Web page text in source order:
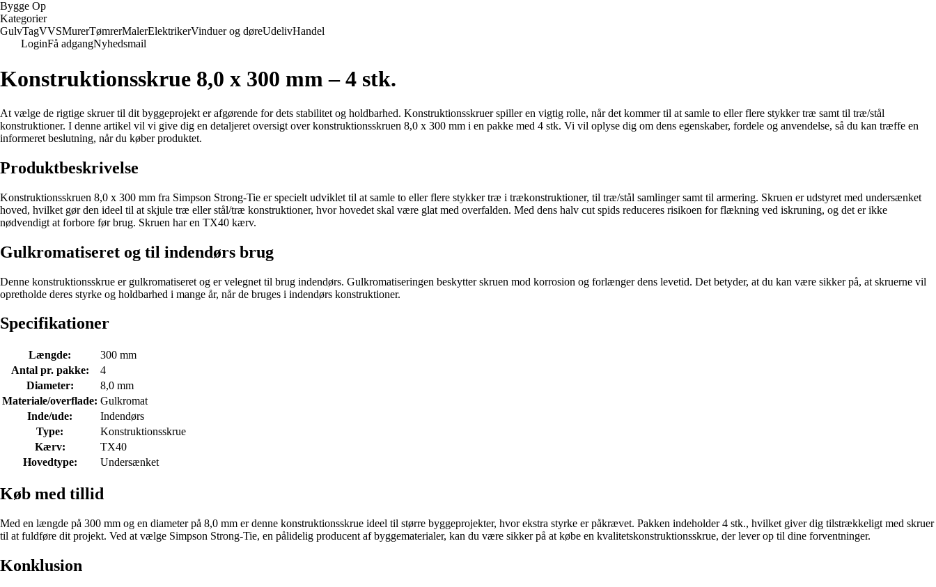
Bygge Op
Kategorier
GulvTagVVSMurerTømrerMalerElektrikerVinduer og døreUdelivHandel
LoginFå adgangNyhedsmail
Konstruktionsskrue 8,0 x 300 mm – 4 stk.
At vælge de rigtige skruer til dit byggeprojekt er afgørende for dets stabilitet og holdbarhed. Konstruktionsskruer spiller en vigtig rolle, når det kommer til at samle to eller flere stykker træ samt til træ/stål
konstruktioner. I denne artikel vil vi give dig en detaljeret oversigt over konstruktionsskruen 8,0 x 300 mm i en pakke med 4 stk. Vi vil oplyse dig om dens egenskaber, fordele og anvendelse, så du kan træffe en
informeret beslutning, når du køber produktet.
Produktbeskrivelse
Konstruktionsskruen 8,0 x 300 mm fra Simpson Strong-Tie er specielt udviklet til at samle to eller flere stykker træ i trækonstruktioner, til træ/stål samlinger samt til armering. Skruen er udstyret med undersænket
hoved, hvilket gør den ideel til at skjule træ eller stål/træ konstruktioner, hvor hovedet skal være glat med overfalden. Med dens halv cut spids reduceres risikoen for flækning ved iskruning, og det er ikke
nødvendigt at forbore før brug. Skruen har en TX40 kærv.
Gulkromatiseret og til indendørs brug
Denne konstruktionsskrue er gulkromatiseret og er velegnet til brug indendørs. Gulkromatiseringen beskytter skruen mod korrosion og forlænger dens levetid. Det betyder, at du kan være sikker på, at skruerne vil
opretholde deres styrke og holdbarhed i mange år, når de bruges i indendørs konstruktioner.
Specifikationer
Længde:
300 mm
Antal pr. pakke:
4
Diameter:
8,0 mm
Materiale/overflade: Gulkromat
Inde/ude:
Indendørs
Type:
Konstruktionsskrue
Kærv:
TX40
Hovedtype:
Undersænket
Køb med tillid
Med en længde på 300 mm og en diameter på 8,0 mm er denne konstruktionsskrue ideel til større byggeprojekter, hvor ekstra styrke er påkrævet. Pakken indeholder 4 stk., hvilket giver dig tilstrækkeligt med skruer
til at fuldføre dit projekt. Ved at vælge Simpson Strong-Tie, en pålidelig producent af byggematerialer, kan du være sikker på at købe en kvalitetskonstruktionsskrue, der lever op til dine forventninger.
Konklusion